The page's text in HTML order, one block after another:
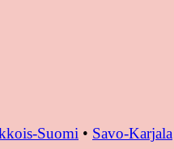
Suomi • Savo-Karjala